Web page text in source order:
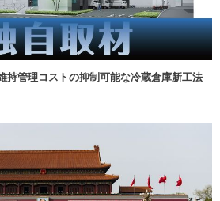
持管理コストの抑制可能な冷蔵倉庫新工法